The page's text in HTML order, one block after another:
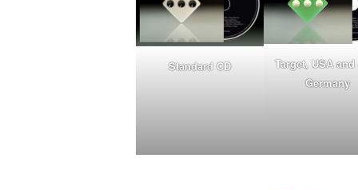
Standard CD
Target, USA and
Germany